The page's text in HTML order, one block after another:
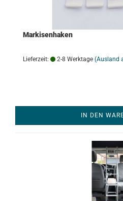
Markisenhaken
Lieferzeit: 2-8 Werktage (Ausland
IN DEN